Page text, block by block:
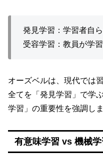
発見学習：学習者自
受容学習：教員が学
オーズベルは、現代では
全てを「発見学習」で学
学習」の重要性を強調しま
有意味学習 vs 機械学